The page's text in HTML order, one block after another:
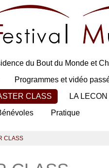
du Bout du Monde et
Programmes et vidéo
CLASS
LA
Pratique
CLASS